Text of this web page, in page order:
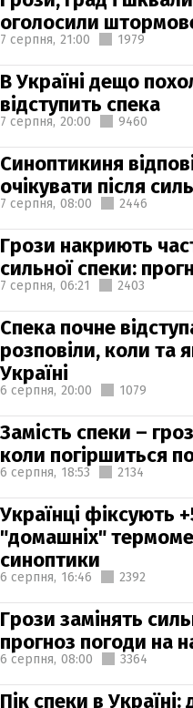
оголосили
7 серпня, 21:00 1979
В Україні дещо
відступить спека
7 серпня, 20:00 9460
Синоптикиня
очікувати після
7 серпня, 08:00 2446
Грози накриють
сильної спеки:
7 серпня, 06:21 2403
Спека почне
розповіли, коли та
Україні
6 серпня, 20:00 1079
Замість спеки –
коли погіршиться
6 серпня, 18:53 2134
Українці фіксують
"домашніх"
синоптики
6 серпня, 16:46 2392
Грози замінять
прогноз погоди на
6 серпня, 08:00 3364
Пік спеки в